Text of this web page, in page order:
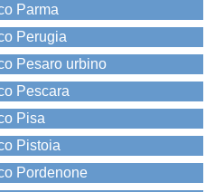
Parma
Perugia
Pesaro urbino
Pescara
Pisa
Pistoia
Pordenone